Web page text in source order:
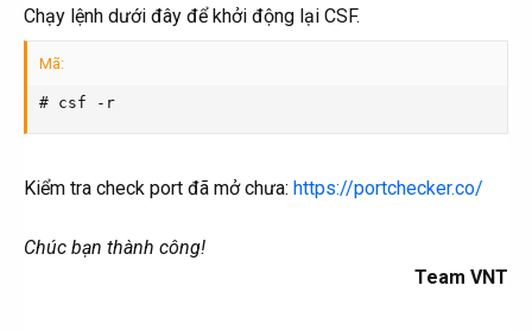
Chạy lệnh dưới đây để khởi động lại CSF.
Mã:
# csf -r
Kiểm tra check port đã mở chưa: https://portchecker.co/
Chúc bạn thành công!
Team VNT